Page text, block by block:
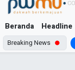
Beranda Headline
Breaking News